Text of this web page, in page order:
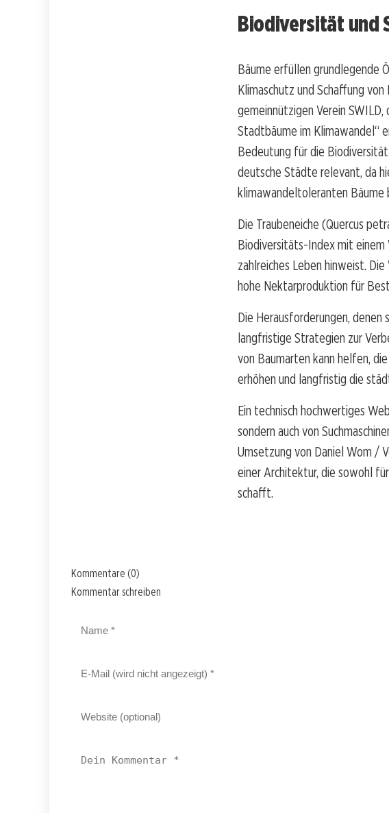
Biodiversität und
Bäume erfüllen grundlegende
Klimaschutz und Schaffung
gemeinnützigen Verein
Stadtbäume im Klimawandel“
Bedeutung für die
deutsche Städte relevant, da
klimawandeltoleranten Bäume
Die Traubeneiche (Quercus
Biodiversitäts-Index mit einem
zahlreiches Leben hinweist.
hohe Nektarproduktion für
Die Herausforderungen, denen
langfristige Strategien zur
von Baumarten kann helfen,
erhöhen und langfristig die
Ein technisch hochwertiges
sondern auch von
Umsetzung von Daniel Wom /
einer Architektur, die sowohl
schafft.
Kommentare (0)
Kommentar schreiben